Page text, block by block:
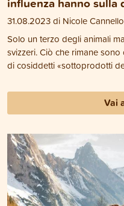
31.08.2023 di Nicole
Solo un terzo degli animali
svizzeri. Ciò che rimane
di cosiddetti «sottoprodotti
Vai